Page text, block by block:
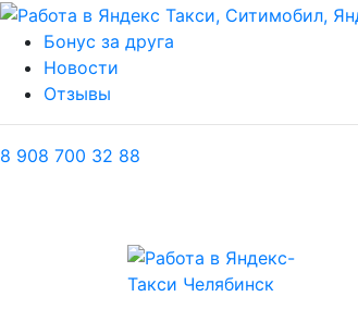
Бонус за друга
Новости
Отзывы
8 908 700 32 88